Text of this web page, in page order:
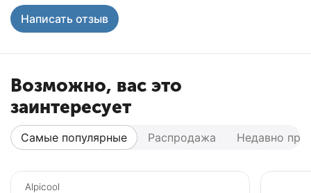
Написать отзыв
Возможно, вас это
заинтересует
Самые популярные Распродажа Недавно
Популярный Популярный
Alpicool